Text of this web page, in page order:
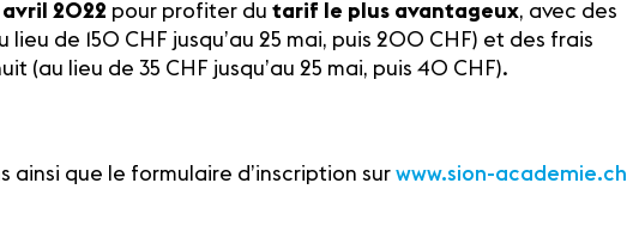
avril 2022 pour profiter du tarif le plus avantageux, avec des
lieu de 150 CHF jusqu’au 25 mai, puis 200 CHF) et des frais
(au lieu de 35 CHF jusqu’au 25 mai, puis 40 CHF).
ainsi que le formulaire d’inscription sur www.sion-academie.ch